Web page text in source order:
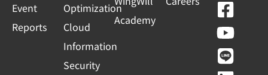
Event
Reports
Optimization
Cloud
Information
Security
Academy
F
a
c
e
Y
o
u
t
L
i
n
e
L
i
n
k